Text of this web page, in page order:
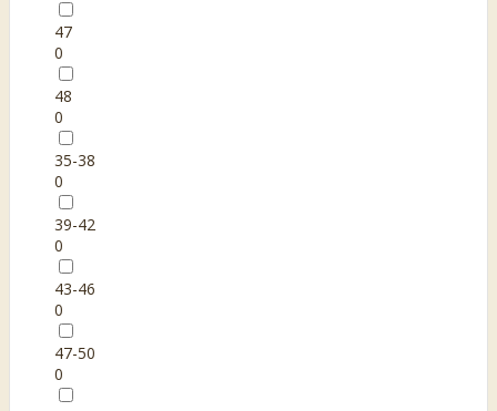
47
0
48
0
35-38
0
39-42
0
43-46
0
47-50
0